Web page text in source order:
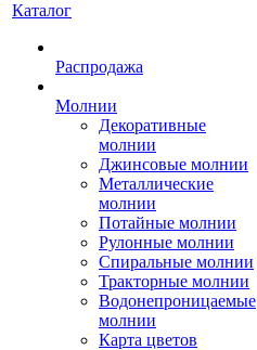
Каталог
Распродажа
Молнии
Декоративные
молнии
Джинсовые молнии
Металлические
молнии
Потайные молнии
Рулонные молнии
Спиральные молнии
Тракторные молнии
Водонепроницаемые
молнии
Карта цветов